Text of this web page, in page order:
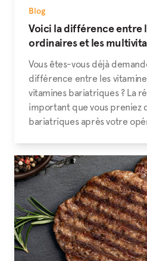
Blog
Voici la différence entre
ordinaires et les
Vous êtes-vous déjà
différence entre les
vitamines bariatriques ? La
important que vous preniez
bariatriques après votre